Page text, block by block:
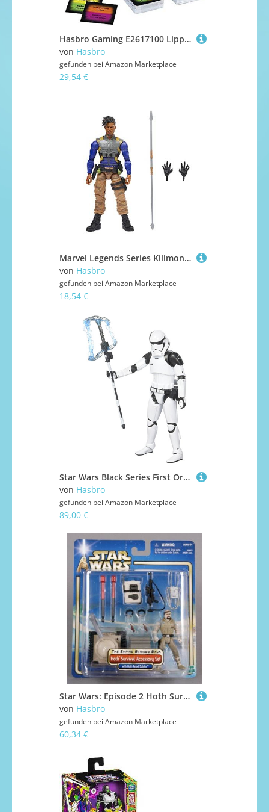
Hasbro Gaming E2617100 Lippengeflüster, Erwachsenenspiel
von Hasbro
gefunden bei Amazon Marketplace
29,54 €
Marvel Legends Series Killmonger, 15 cm große Action-Figur zu What If...?
von Hasbro
gefunden bei Amazon Marketplace
18,54 €
Star Wars Black Series First Order Stormtrooper Executioner 3.75 inch/9.5 cm
von Hasbro
gefunden bei Amazon Marketplace
89,00 €
Star Wars: Episode 2 Hoth Survival Accessory Set
von Hasbro
gefunden bei Amazon Marketplace
60,34 €